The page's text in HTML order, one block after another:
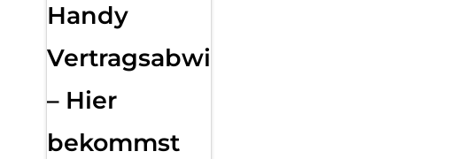
Handy
Vertragsabwicklung
– Hier
bekommst